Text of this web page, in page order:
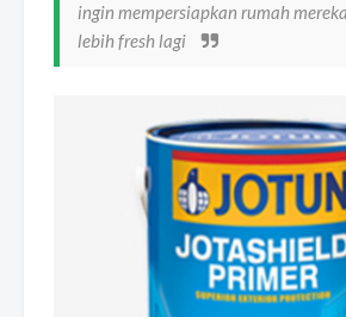
ingin mempersiapkan rumah
lebih fresh lagi